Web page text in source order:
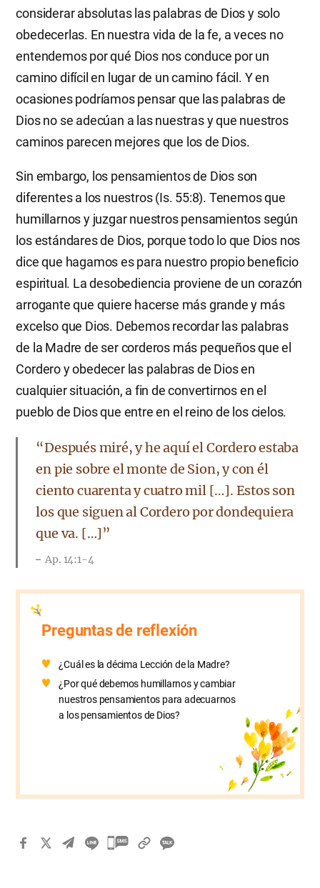
considerar absolutas las palabras de Dios y solo
obedecerlas. En nuestra vida de la fe, a veces no
entendemos por qué Dios nos conduce por un
camino difícil en lugar de un camino fácil. Y en
ocasiones podríamos pensar que las palabras de
Dios no se adecúan a las nuestras y que nuestros
caminos parecen mejores que los de Dios.
Sin embargo, los pensamientos de Dios son
diferentes a los nuestros (Is. 55:8). Tenemos que
humillarnos y juzgar nuestros pensamientos según
los estándares de Dios, porque todo lo que Dios nos
dice que hagamos es para nuestro propio beneficio
espiritual. La desobediencia proviene de un corazón
arrogante que quiere hacerse más grande y más
excelso que Dios. Debemos recordar las palabras
de la Madre de ser corderos más pequeños que el
Cordero y obedecer las palabras de Dios en
cualquier situación, a fin de convertirnos en el
pueblo de Dios que entre en el reino de los cielos.
“Después miré, y he aquí el Cordero estaba
en pie sobre el monte de Sion, y con él
ciento cuarenta y cuatro mil […]. Estos son
los que siguen al Cordero por dondequiera
que va. […]”
Ap. 14:1-4
Preguntas de reflexión
¿Cuál es la décima Lección de la Madre?
¿Por qué debemos humillarnos y cambiar
nuestros pensamientos para adecuarnos
a los pensamientos de Dios?
카